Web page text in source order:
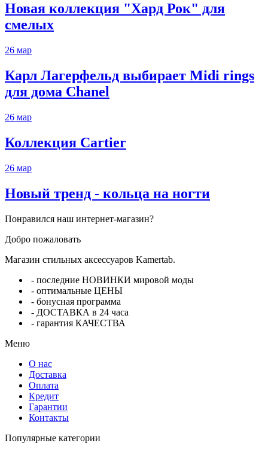
Новая коллекция "Хард Рок" для
смелых
26 мар
Карл Лагерфельд выбирает Midi rings
для дома Chanel
26 мар
Коллекция Cartier
26 мар
Новый тренд - кольца на ногти
Понравился наш интернет-магазин?
Добро пожаловать
Магазин стильных аксессуаров Kamertab.
- последние НОВИНКИ мировой моды
- оптимальные ЦЕНЫ
- бонусная программа
- ДОСТАВКА в 24 часа
- гарантия КАЧЕСТВА
Меню
О нас
Доставка
Оплата
Кредит
Гарантии
Контакты
Популярные категории